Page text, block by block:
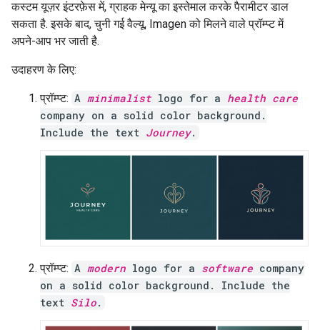
कस्टम यूज़र इंटरफ़ेस में, ग्राहक मेन्यू का इस्तेमाल करके पैरामीटर डाल
सकता है. इसके बाद, चुनी गई वैल्यू, Imagen को मिलने वाले प्रॉम्प्ट में
अपने-आप भर जाती है.
उदाहरण के लिए:
प्रॉम्प्ट: A minimalist logo for a health care
company on a solid color background.
Include the text Journey.
प्रॉम्प्ट: A modern logo for a software company
on a solid color background. Include the
text Silo.